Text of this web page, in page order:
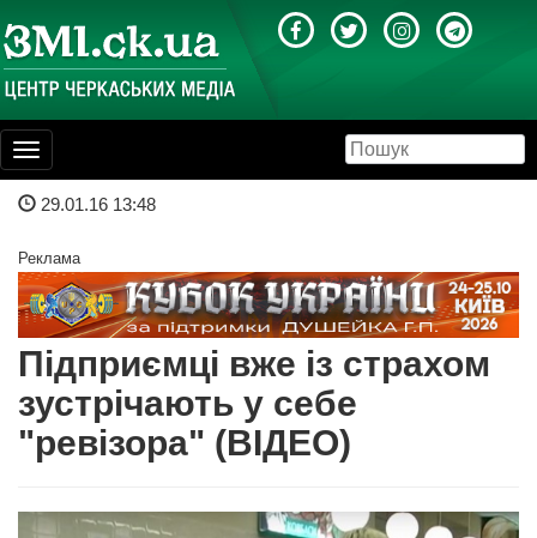
Toggle
navigation
29.01.16 13:48
Реклама
Підприємці вже із страхом
зустрічають у себе
"ревізора" (ВІДЕО)